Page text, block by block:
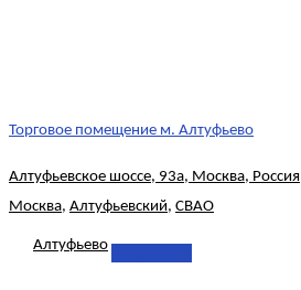
Торговое помещение м. Алтуфьево
Алтуфьевское шоссе, 93а, Москва, Россия
Москва, Алтуфьевский, СВАО
Алтуфьево